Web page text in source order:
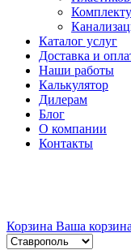
Каталог услуг
Доставка и
Наши работы
Калькулятор
Дилерам
Блог
О компании
Контакты
Корзина Ваша